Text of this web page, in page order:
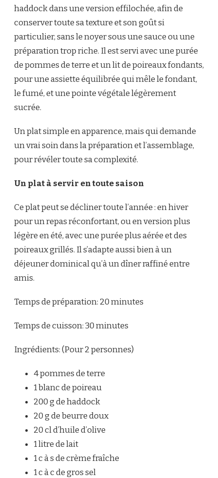
haddock dans une version effilochée, afin de
conserver toute sa texture et son goût si
particulier, sans le noyer sous une sauce ou une
préparation trop riche. Il est servi avec une purée
de pommes de terre et un lit de poireaux fondants,
pour une assiette équilibrée qui mêle le fondant,
le fumé, et une pointe végétale légèrement
sucrée.
Un plat simple en apparence, mais qui demande
un vrai soin dans la préparation et l’assemblage,
pour révéler toute sa complexité.
Un plat à servir en toute saison
Ce plat peut se décliner toute l’année : en hiver
pour un repas réconfortant, ou en version plus
légère en été, avec une purée plus aérée et des
poireaux grillés. Il s’adapte aussi bien à un
déjeuner dominical qu’à un dîner raffiné entre
amis.
Temps de préparation: 20 minutes
Temps de cuisson: 30 minutes
Ingrédients: (Pour 2 personnes)
4 pommes de terre
1 blanc de poireau
200 g de haddock
20 g de beurre doux
20 cl d’huile d’olive
1 litre de lait
1 c à s de crème fraîche
1 c à c de gros sel